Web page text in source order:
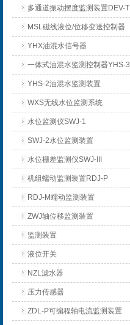
多通道振动摆度监测装置DEV-T
MSL磁线液位/位移变送控制器
YHX油混水信号器
一体式油混水监测控制器YHS-3
YHS-2油混水监测装置
WXS无线水位监测系统
水位监测仪SWJ-1
SWJ-2水位监测装置
水位栅差监测仪SWJ-III
机组蠕动监测装置RDJ-P
RDJ-M蠕动监测装置
ZWJ轴位移监测装置
监测装置
液位开关
NZL滤水器
压力传感器
ZDL-P可编程轴电流监测装置